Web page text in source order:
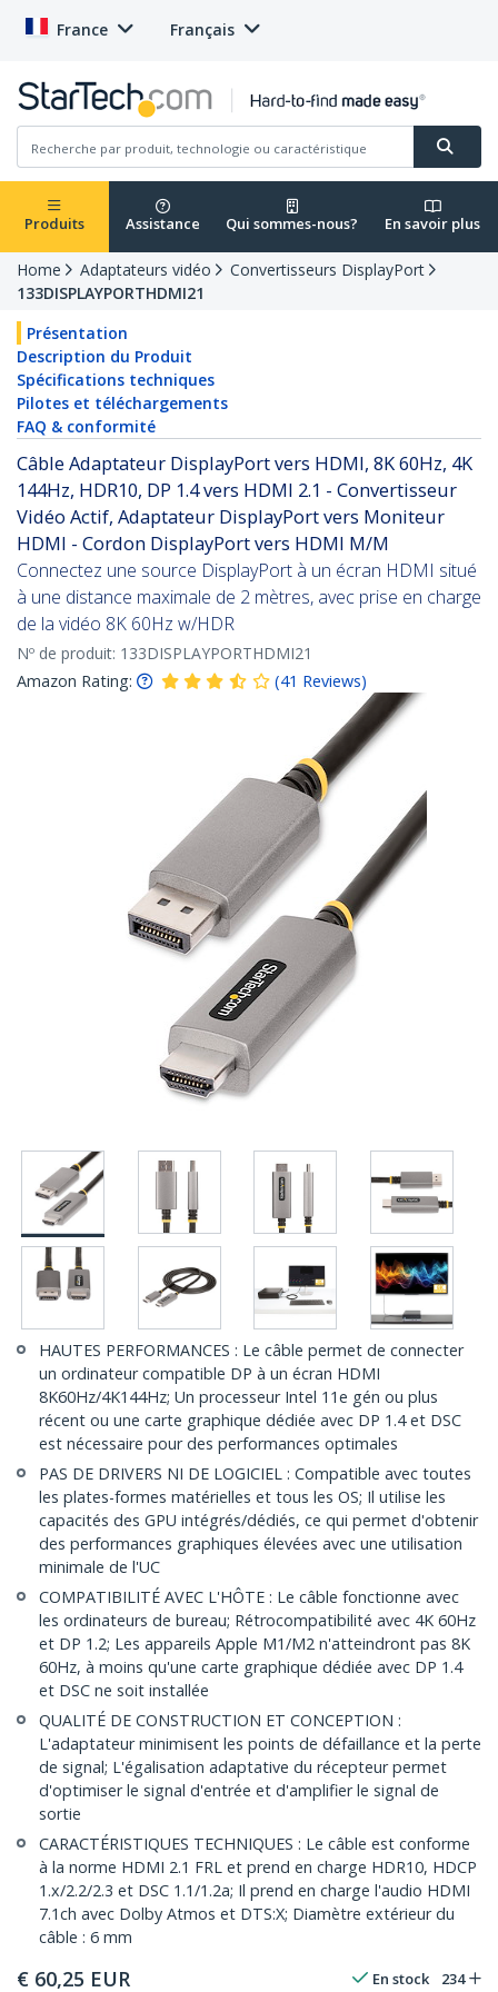
France Français
Produits Assistance Qui sommes-nous? En savoir plus
Home Adaptateurs vidéo
Convertisseurs DisplayPort
133DISPLAYPORTHDMI21
Présentation
Description du Produit
Spécifications techniques
Pilotes et téléchargements
FAQ & conformité
Câble Adaptateur DisplayPort vers HDMI, 8K 60Hz, 4K
144Hz, HDR10, DP 1.4 vers HDMI 2.1 - Convertisseur
Vidéo Actif, Adaptateur DisplayPort vers Moniteur
HDMI - Cordon DisplayPort vers HDMI M/M
Connectez une source DisplayPort à un écran HDMI situé
à une distance maximale de 2 mètres, avec prise en charge
de la vidéo 8K 60Hz w/HDR
Nº de produit: 133DISPLAYPORTHDMI21
Amazon Rating:
(41 Reviews)
HAUTES PERFORMANCES : Le câble permet de connecter
un ordinateur compatible DP à un écran HDMI
8K60Hz/4K144Hz; Un processeur Intel 11e gén ou plus
récent ou une carte graphique dédiée avec DP 1.4 et DSC
est nécessaire pour des performances optimales
PAS DE DRIVERS NI DE LOGICIEL : Compatible avec toutes
les plates-formes matérielles et tous les OS; Il utilise les
capacités des GPU intégrés/dédiés, ce qui permet d'obtenir
des performances graphiques élevées avec une utilisation
minimale de l'UC
COMPATIBILITÉ AVEC L'HÔTE : Le câble fonctionne avec
les ordinateurs de bureau; Rétrocompatibilité avec 4K 60Hz
et DP 1.2; Les appareils Apple M1/M2 n'atteindront pas 8K
60Hz, à moins qu'une carte graphique dédiée avec DP 1.4
et DSC ne soit installée
QUALITÉ DE CONSTRUCTION ET CONCEPTION :
L'adaptateur minimisent les points de défaillance et la perte
de signal; L'égalisation adaptative du récepteur permet
d'optimiser le signal d'entrée et d'amplifier le signal de
sortie
CARACTÉRISTIQUES TECHNIQUES : Le câble est conforme
à la norme HDMI 2.1 FRL et prend en charge HDR10, HDCP
1.x/2.2/2.3 et DSC 1.1/1.2a; Il prend en charge l'audio HDMI
7.1ch avec Dolby Atmos et DTS:X; Diamètre extérieur du
câble : 6 mm
€ 60,25 EUR En stock 234